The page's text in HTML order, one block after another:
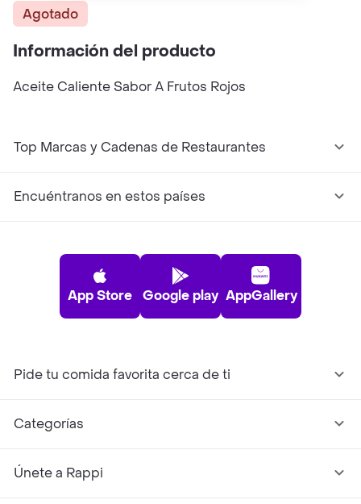
Agotado
Información del producto
Aceite Caliente Sabor A Frutos Rojos
Top Marcas y Cadenas de Restaurantes
Encuéntranos en estos países
App Store Google play AppGallery
Pide tu comida favorita cerca de ti
Categorías
Únete a Rappi